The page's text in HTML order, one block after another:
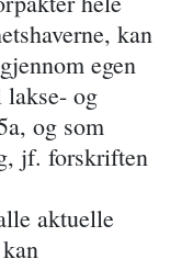
kan
egen
lakse- og
og som
jf. forskriften
aktuelle